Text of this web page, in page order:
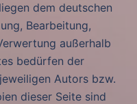
dem deutschen
Bearbeitung,
außerhalb
bedürfen der
Autors bzw.
dieser Seite sind